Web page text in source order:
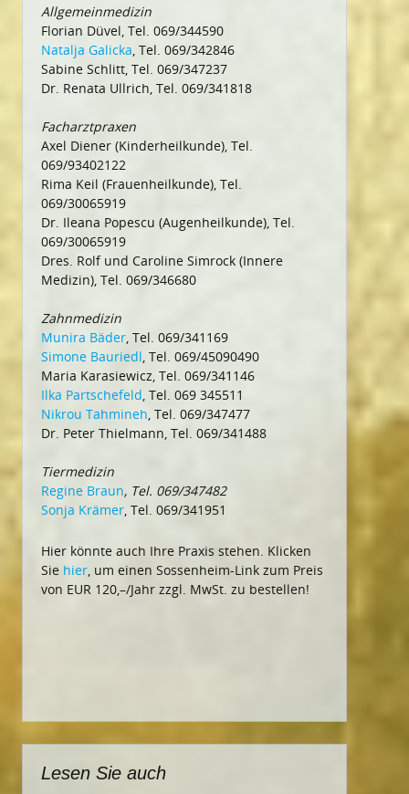
Allgemeinmedizin
Florian Düvel, Tel. 069/344590
Natalja Galicka, Tel. 069/342846
Sabine Schlitt, Tel. 069/347237
Dr. Renata Ullrich, Tel. 069/341818
Facharztpraxen
Axel Diener (Kinderheilkunde), Tel.
069/93402122
Rima Keil (Frauenheilkunde), Tel.
069/30065919
Dr. Ileana Popescu (Augenheilkunde), Tel.
069/30065919
Dres. Rolf und Caroline Simrock (Innere
Medizin), Tel. 069/346680
Zahnmedizin
Munira Bäder, Tel. 069/341169
Simone Bauriedl, Tel. 069/45090490
Maria Karasiewicz, Tel. 069/341146
Ilka Partschefeld, Tel. 069 345511
Nikrou Tahmineh, Tel. 069/347477
Dr. Peter Thielmann, Tel. 069/341488
Tiermedizin
Regine Braun, Tel. 069/347482
Sonja Krämer, Tel. 069/341951
Hier könnte auch Ihre Praxis stehen. Klicken
Sie hier, um einen Sossenheim-Link zum Preis
von EUR 120,–/Jahr zzgl. MwSt. zu bestellen!
Lesen Sie auch